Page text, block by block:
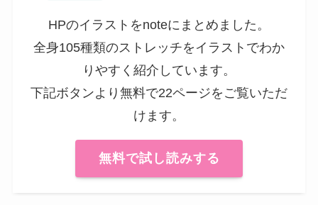
HPのイラストをnoteにまとめました。
全身105種類のストレッチをイラストでわか
りやすく紹介しています。
下記ボタンより無料で22ページをご覧いただ
けます。
無料で試し読みする